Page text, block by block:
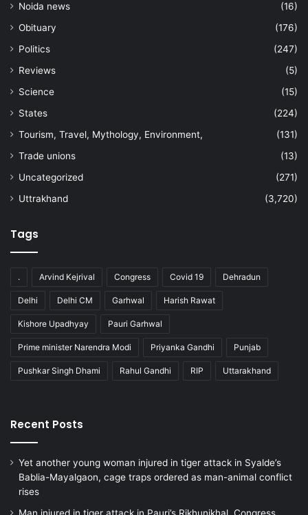
Noida news
(16)
Obituary
(176)
Politics
(247)
Reviews
(5)
Science
(15)
States
(224)
Tourism, Travel, Mythology, Environment,
(131)
Trade unions
(13)
Uncategorized
(271)
Uttrakhand
(3,720)
Tags
. Arvind Kejrival Congress Covid 19 Dehradun
Delhi Delhi CM Garhwal Harish Rawat
Kishore Upadhyay Pauri Garhwal
Prime minister Narendra Modi Priyanka Gandhi Punjab
Pushkar Singh Dhami Rahul Gandhi RIP Uttarakhand
Recent Posts
Yet another young woman injured in tiger attack in Syalde’s
Bablia-Mayalgaon, cage traps ordered as man-animal conflict
rises